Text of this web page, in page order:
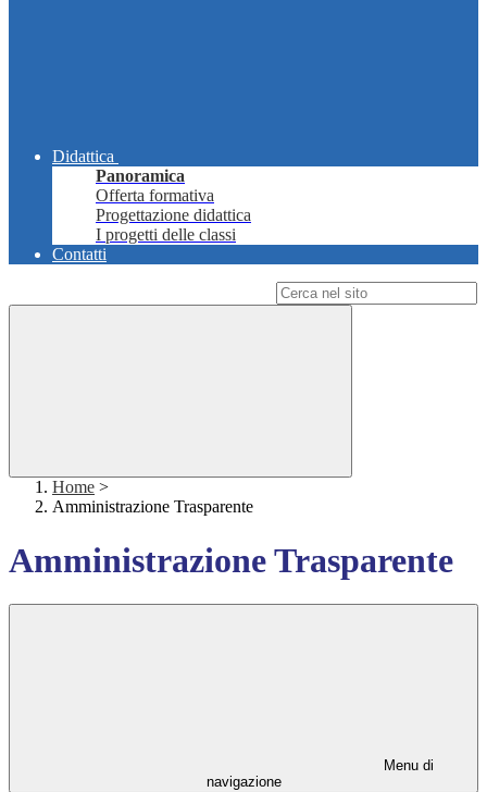
Didattica
Panoramica
Offerta formativa
Progettazione didattica
I progetti delle classi
Contatti
Home >
Amministrazione Trasparente
Amministrazione Trasparente
Menu di
navigazione